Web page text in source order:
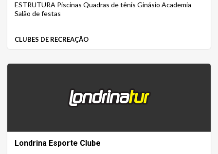
ESTRUTURA Piscinas Quadras de tênis Ginásio Academia
Salão de festas
CLUBES DE RECREAÇÃO
Londrina Esporte Clube